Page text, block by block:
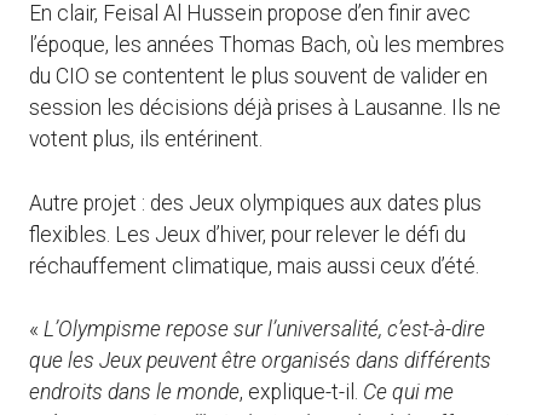
En clair, Feisal Al Hussein propose d’en finir avec
l’époque, les années Thomas Bach, où les membres
du CIO se contentent le plus souvent de valider en
session les décisions déjà prises à Lausanne. Ils ne
votent plus, ils entérinent.
Autre projet : des Jeux olympiques aux dates plus
flexibles. Les Jeux d’hiver, pour relever le défi du
réchauffement climatique, mais aussi ceux d’été.
« L’Olympisme repose sur l’universalité, c’est-à-dire
que les Jeux peuvent être organisés dans différents
endroits dans le monde, explique-t-il. Ce qui me